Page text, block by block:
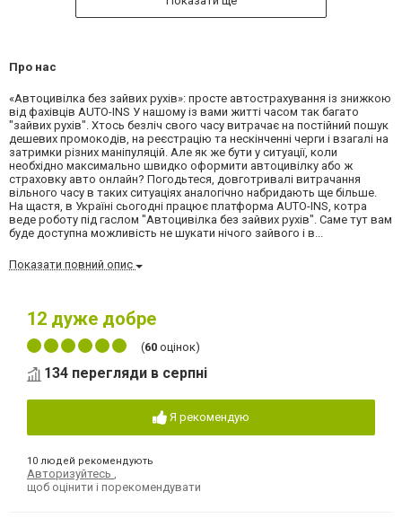
Про нас
«Автоцивілка без зайвих рухів»: просте автострахування із знижкою
від фахівців AUTO-INS У нашому із вами житті часом так багато
"зайвих рухів". Хтось безліч свого часу витрачає на постійний пошук
дешевих промокодів, на реєстрацію та нескінченні черги і взагалі на
затримки різних маніпуляцій. Але як же бути у ситуації, коли
необхідно максимально швидко оформити автоцивілку або ж
страховку авто онлайн? Погодьтеся, довготривалі витрачання
вільного часу в таких ситуаціях аналогічно набридають ще більше.
На щастя, в Україні сьогодні працює платформа AUTO-INS, котра
веде роботу під гаслом "Автоцивілка без зайвих рухів". Саме тут вам
буде доступна можливість не шукати нічого зайвого і в...
Показати повний опис
12 дуже добре
(60 оцінок)
134 перегляди в серпні
Я рекомендую
10 людей рекомендують
Авторизуйтесь ,
щоб оцінити і порекомендувати